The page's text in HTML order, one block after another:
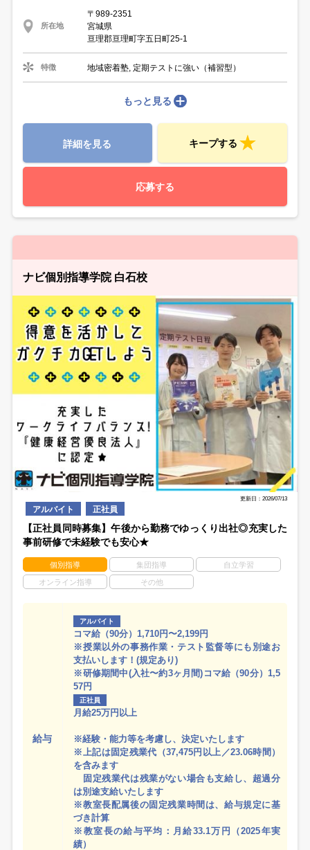
所在地
〒989-2351
宮城県
亘理郡亘理町字五日町25-1
特徴 地域密着塾, 定期テストに強い（補習型）
もっと見る
詳細を見る キープする
応募する
ナビ個別指導学院 白石校
更新日：2026/07/13
アルバイト 正社員
【正社員同時募集】午後から勤務でゆっくり出社◎充実した
事前研修で未経験でも安心★
個別指導 集団指導 自立学習
オンライン指導 その他
給与
アルバイト
コマ給（90分）1,710円〜2,199円
※授業以外の事務作業・テスト監督等にも別途お
支払いします！(規定あり)
※研修期間中(入社〜約3ヶ月間)コマ給（90分）1,5
57円
正社員
月給25万円以上
※経験・能力等を考慮し、決定いたします
※上記は固定残業代（37,475円以上／23.06時間）
を含みます
固定残業代は残業がない場合も支給し、超過分
は別途支給いたします
※教室長配属後の固定残業時間は、給与規定に基
づき計算
※教室長の給与平均：月給33.1万円（2025年実
績）